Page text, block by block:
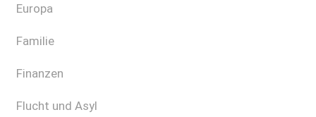
Europa
Familie
Finanzen
Flucht und Asyl